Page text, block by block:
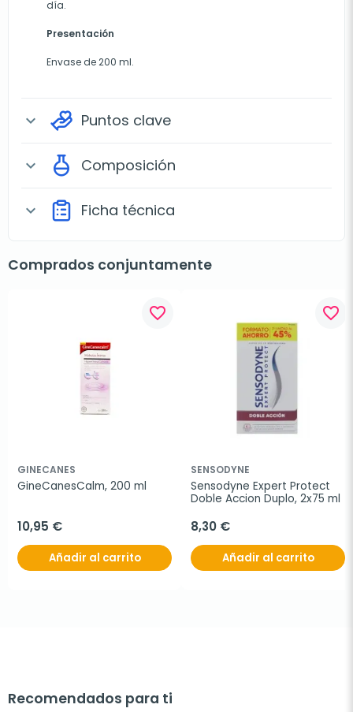
día.
Presentación
Envase de 200 ml.
expand_more Puntos clave
expand_more Composición
expand_more Ficha técnica
Comprados conjuntamente
favorite_border
GINECANES
GineCanesCalm, 200 ml
10,95 €
Añadir al carrito
favorite_border
SENSODYNE
Sensodyne Expert Protect
Doble Accion Duplo, 2x75 ml
8,30 €
Añadir al carrito
Recomendados para ti